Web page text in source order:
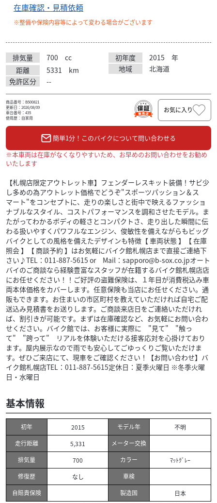
在庫確認・見積依頼
※整備や保険内容等によって変わる場合がございます
排気量 700 cc 初年度 2015
年
距離
5331 km 地域
北海道
免許区分
--
商品番号：B500821
更新日：2026/08/09
車台番号：435
使用歴：自家用
お気に入り
簡単1分！このバイクについて問い合わせる
※本車両は在庫がなくなりやすいため、お早めのお問い合わせをお勧め
いたします
【札幌店限定アウトレット車】フェンダーレスキット装備！サビ少
し多めの為アウトレット価格でどうぞ"スポーツパッション＆ス
マート"をコンセプトに、走りの楽しさと街中で映えるファッショ
ナブルなスタイル、コストパフォーマンスを調和させたモデル。ま
たがってわかるボディの軽さとコンパクトさ、走り出した瞬間に伝
わる扱いやすくパワフルなエンジン、俊敏性を備えながらもビッグ
バイクとしての風格を備えたデザインも特徴【 車両状態 】【 在庫
照会 】【 商談予約 】はお気軽にバイク館札幌店まで直接ご連絡下
さい♪TEL：011-887-5615 or Mail：sapporo@b-sox.co.jpオート
バイのご商談なら経験豊富なスタッフが在籍するバイク館札幌店店
にお任せください！！ご好評の盗難保険は、１年目が消費税込み車
両本体価格をカバーします。任意保険も当店にお任せください。通
販もできます。お住まいの市区町村を教えていただければ自宅ご配
送込み見積書をお送りします。ご商談来店日をご連絡いただけれ
ば、割引きが可能です。まずは在庫確認など、お気軽にお問い合わ
せください。バイク館では、お客様に実際に "見て" "触っ
て" "跨って" リアルを体験いただける接客応対を心掛けており
ます。屋内展示なので雨でも安心してごゆっくりご覧いただけま
す。ぜひご来店にて、現車をご確認ください！【お問い合わせ】バ
イク館札幌店TEL：011-887-5615定休日：夏季火曜日 ※冬季火曜
日・水曜日
基本情報
初年 2015 モデル年
不明
走行距離
5,331
メーター交換
排気量
700 カラー
ﾏｯﾄｸﾞﾚｰ
修復歴
なし
車検
自賠責保険
製造国
日本